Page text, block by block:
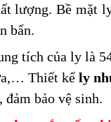
lượng. Bề mặt
bẩn.
tích của ly là
Thiết kếly
đảm bảo vệ sinh.